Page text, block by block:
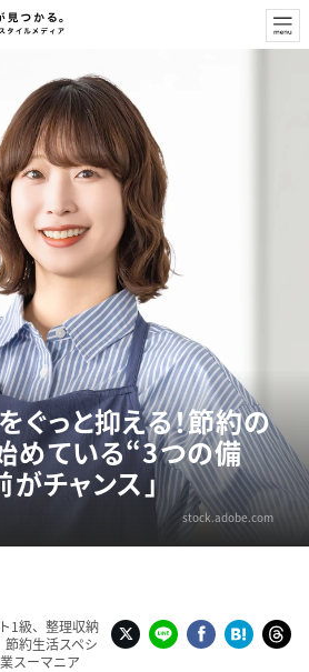
ぐっと抑える！節約の
めている“3つの備
がチャンス」
stock.adobe.com
1級、整理収納
約生活スペシ
スーマニア